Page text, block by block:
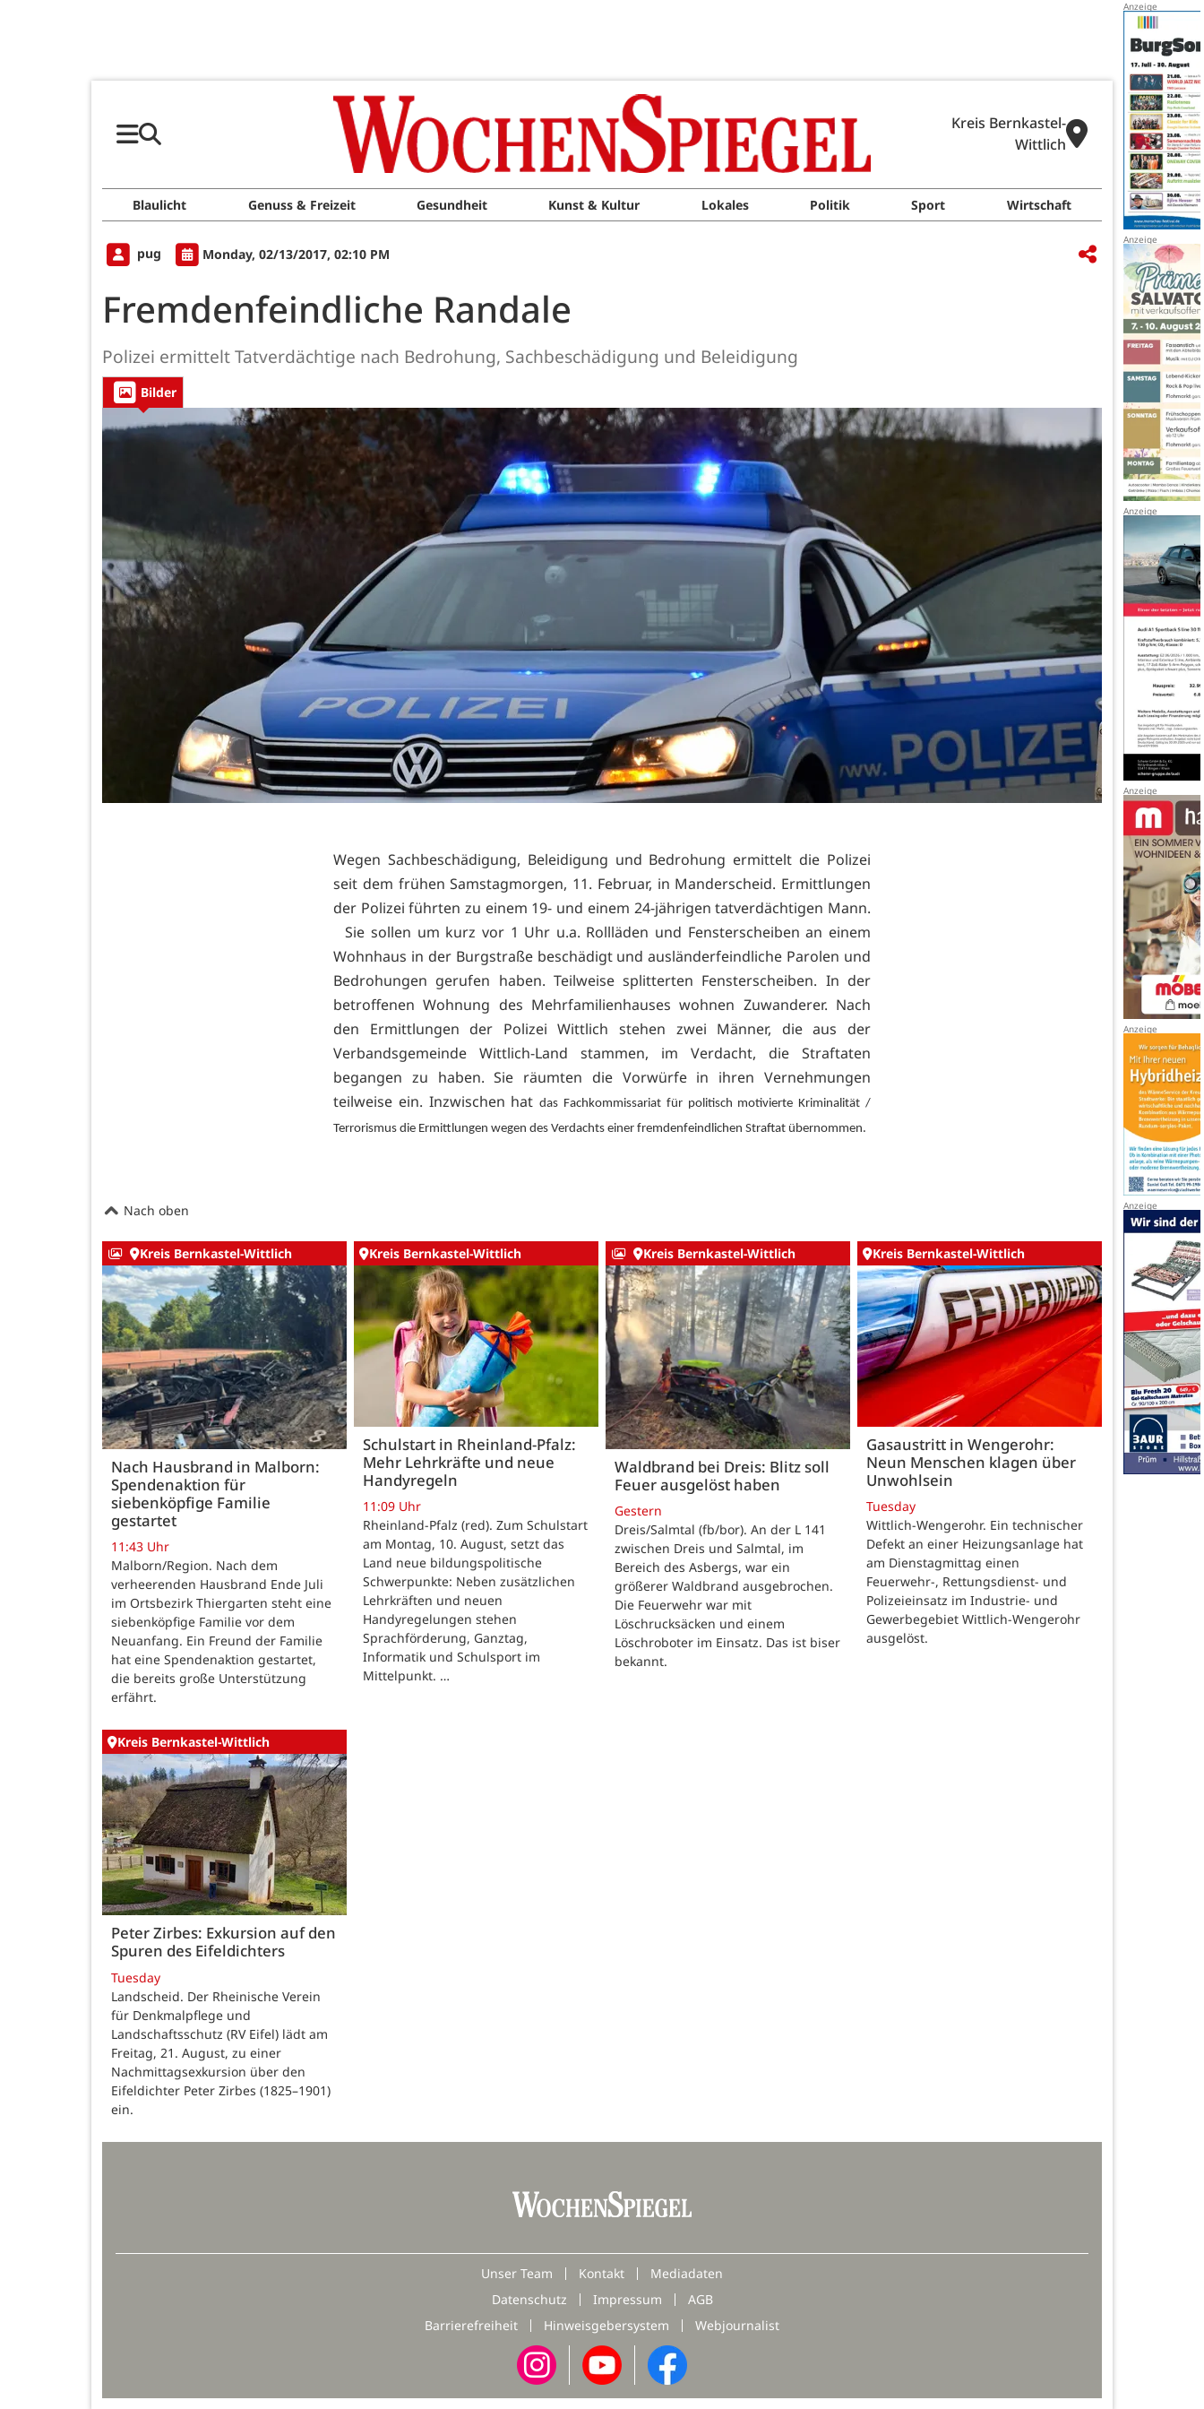
Kreis Bernkastel-
Wittlich
Blaulicht Genuss & Freizeit Gesundheit Kunst & Kultur Lokales Politik Sport Wirtschaft
pug Monday, 02/13/2017, 02:10 PM
Fremdenfeindliche Randale
Polizei ermittelt Tatverdächtige nach Bedrohung, Sachbeschädigung und Beleidigung
Bilder
Wegen Sachbeschädigung, Beleidigung und Bedrohung ermittelt die Polizei
seit dem frühen Samstagmorgen, 11. Februar, in Manderscheid. Ermittlungen
der Polizei führten zu einem 19- und einem 24-jährigen tatverdächtigen Mann.
Sie sollen um kurz vor 1 Uhr u.a. Rollläden und Fensterscheiben an einem
Wohnhaus in der Burgstraße beschädigt und ausländerfeindliche Parolen und
Bedrohungen gerufen haben. Teilweise splitterten Fensterscheiben. In der
betroffenen Wohnung des Mehrfamilienhauses wohnen Zuwanderer. Nach
den Ermittlungen der Polizei Wittlich stehen zwei Männer, die aus der
Verbandsgemeinde Wittlich-Land stammen, im Verdacht, die Straftaten
begangen zu haben. Sie räumten die Vorwürfe in ihren Vernehmungen
teilweise ein. Inzwischen hatdas Fachkommissariat für politisch motivierte Kriminalität /
Terrorismus die Ermittlungen wegen des Verdachts einer fremdenfeindlichen Straftat übernommen.
Nach oben
Kreis Bernkastel-Wittlich
Nach Hausbrand in Malborn:
Spendenaktion für
siebenköpfige Familie
gestartet
11:43 Uhr
Malborn/Region. Nach dem
verheerenden Hausbrand Ende Juli
im Ortsbezirk Thiergarten steht eine
siebenköpfige Familie vor dem
Neuanfang. Ein Freund der Familie
hat eine Spendenaktion gestartet,
die bereits große Unterstützung
erfährt.
Kreis Bernkastel-Wittlich
Schulstart in Rheinland-Pfalz:
Mehr Lehrkräfte und neue
Handyregeln
11:09 Uhr
Rheinland-Pfalz (red). Zum Schulstart
am Montag, 10. August, setzt das
Land neue bildungspolitische
Schwerpunkte: Neben zusätzlichen
Lehrkräften und neuen
Handyregelungen stehen
Sprachförderung, Ganztag,
Informatik und Schulsport im
Mittelpunkt. …
Kreis Bernkastel-Wittlich
Waldbrand bei Dreis: Blitz soll
Feuer ausgelöst haben
Gestern
Dreis/Salmtal (fb/bor). An der L 141
zwischen Dreis und Salmtal, im
Bereich des Asbergs, war ein
größerer Waldbrand ausgebrochen.
Die Feuerwehr war mit
Löschrucksäcken und einem
Löschroboter im Einsatz. Das ist biser
bekannt.
Kreis Bernkastel-Wittlich
Gasaustritt in Wengerohr:
Neun Menschen klagen über
Unwohlsein
Tuesday
Wittlich-Wengerohr. Ein technischer
Defekt an einer Heizungsanlage hat
am Dienstagmittag einen
Feuerwehr-, Rettungsdienst- und
Polizeieinsatz im Industrie- und
Gewerbegebiet Wittlich-Wengerohr
ausgelöst.
Kreis Bernkastel-Wittlich
Peter Zirbes: Exkursion auf den
Spuren des Eifeldichters
Tuesday
Landscheid. Der Rheinische Verein
für Denkmalpflege und
Landschaftsschutz (RV Eifel) lädt am
Freitag, 21. August, zu einer
Nachmittagsexkursion über den
Eifeldichter Peter Zirbes (1825–1901)
ein.
Unser Team Kontakt
Mediadaten
Datenschutz
Impressum
AGB
Barrierefreiheit
Hinweisgebersystem Webjournalist